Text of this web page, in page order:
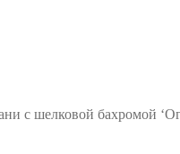
с шелковой бахромой